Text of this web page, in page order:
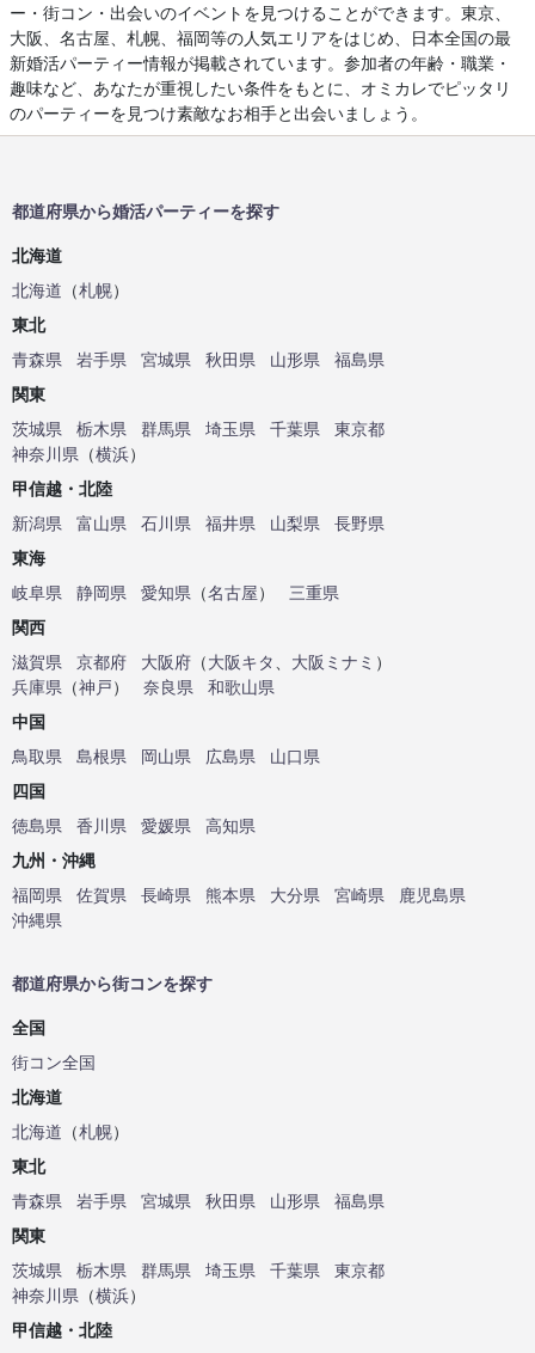
ー・街コン・出会いのイベントを見つけることができます。東京、
大阪、名古屋、札幌、福岡等の人気エリアをはじめ、日本全国の最
新婚活パーティー情報が掲載されています。参加者の年齢・職業・
趣味など、あなたが重視したい条件をもとに、オミカレでピッタリ
のパーティーを見つけ素敵なお相手と出会いましょう。
都道府県から婚活パーティーを探す
北海道
北海道 （札幌）
東北
青森県
岩手県 宮城県 秋田県 山形県
福島県
関東
茨城県
栃木県 群馬県 埼玉県 千葉県
東京都
神奈川県 （横浜）
甲信越・北陸
新潟県
富山県 石川県 福井県 山梨県
長野県
東海
岐阜県
静岡県 愛知県 （名古屋）
三重県
関西
滋賀県
京都府 大阪府 （大阪キタ 大阪ミナミ ）
兵庫県 （神戸） 奈良県
和歌山県
中国
鳥取県
島根県 岡山県 広島県
山口県
四国
徳島県
香川県 愛媛県
高知県
九州・沖縄
福岡県
佐賀県 長崎県 熊本県 大分県 宮崎県
鹿児島県
沖縄県
都道府県から街コンを探す
全国
街コン全国
北海道
北海道 （札幌）
東北
青森県
岩手県 宮城県 秋田県 山形県
福島県
関東
茨城県
栃木県 群馬県 埼玉県 千葉県
東京都
神奈川県 （横浜）
甲信越・北陸